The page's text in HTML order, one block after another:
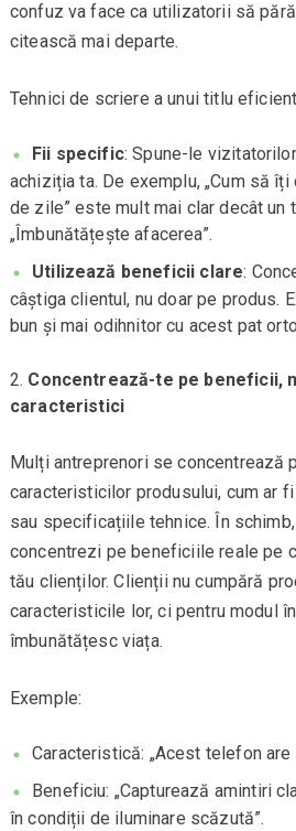
confuz va face ca utilizatorii să
citească mai departe.
Tehnici de scriere a unui titlu
Fii specific: Spune-le
achiziția ta. De exemplu, „Cum să
de zile” este mult mai clar decât un
„Îmbunătățește afacerea”.
Utilizează beneficii clare:
câștiga clientul, nu doar pe produs.
bun și mai odihnitor cu acest pat
Concentrează-te pe beneficii,
caracteristici
Mulți antreprenori se concentrează
caracteristicilor produsului, cum ar
sau specificațiile tehnice. În
concentrezi pe beneficiile reale pe
tău clienților. Clienții nu cumpără
caracteristicile lor, ci pentru modul
îmbunătățesc viața.
Exemple:
Caracteristică: „Acest telefon are
Beneficiu: „Capturează amintiri
în condiții de iluminare scăzută”.